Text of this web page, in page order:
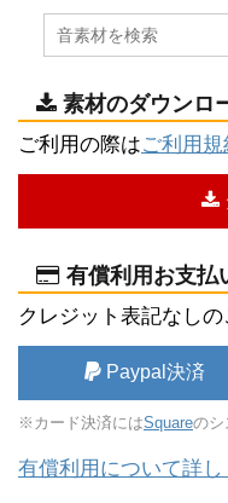
素材のダウンロ
ご利用の際はご利用規
有償利用お支払
クレジット表記なし
Paypal決済
※カード決済にはSquareのシ
有償利用について詳し